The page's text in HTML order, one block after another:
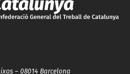
– 08014 Barcelona